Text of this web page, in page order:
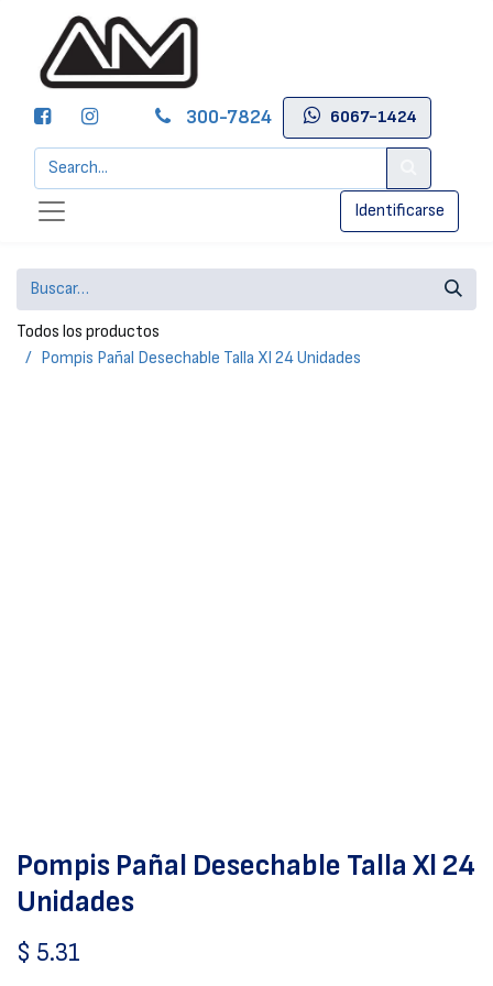
300-7824 6067-1424
Identificarse
Todos los productos
Pompis Pañal Desechable Talla Xl 24 Unidades
Pompis Pañal Desechable Talla Xl 24
Unidades
$ 5.31